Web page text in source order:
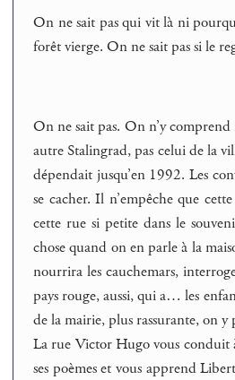
On ne sait pas qui vit là ni
forêt vierge. On ne sait pas si le
On ne sait pas. On n’y comprend
autre Stalingrad, pas celui de la
dépendait jusqu’en 1992. Les
se cacher. Il n’empêche que
cette rue si petite dans le
chose quand on en parle à la
nourrira les cauchemars,
pays rouge, aussi, qui a… les
de la mairie, plus rassurante, on
La rue Victor Hugo vous conduit
ses poèmes et vous apprend